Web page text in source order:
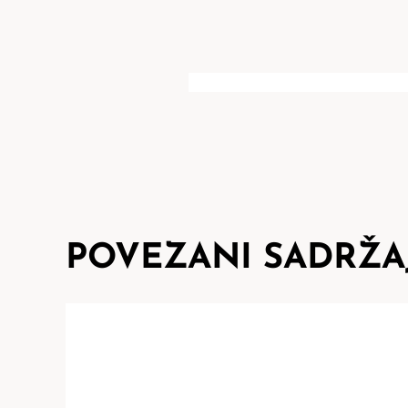
POVEZANI